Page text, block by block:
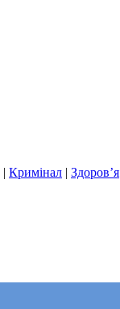
| Кримінал | Здоров’я